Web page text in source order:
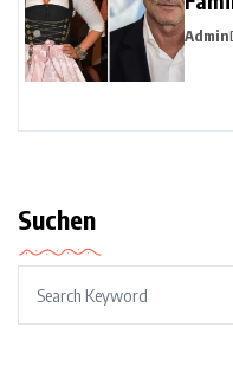
Admin
Suchen